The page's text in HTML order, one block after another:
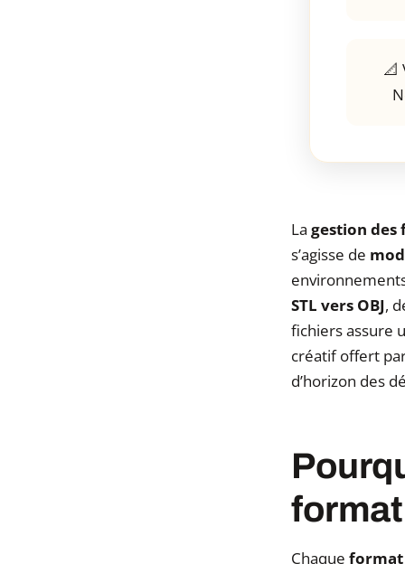
📐
La gestion des
s’agisse de
STL vers OBJ,
fichiers assure
créatif offert
d’horizon des
Chaque format